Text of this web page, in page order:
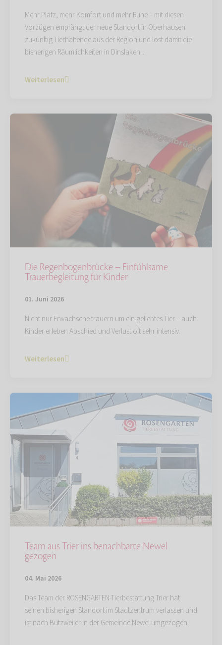
Mehr Platz, mehr Komfort und mehr Ruhe – mit diesen
Vorzügen empfängt der neue Standort in Oberhausen
zukünftig Tierhaltende aus der Region und löst damit die
bisherigen Räumlichkeiten in Dinslaken…
Weiterlesen
Die Regenbogenbrücke – Einfühlsame
Trauerbegleitung für Kinder
01. Juni 2026
Nicht nur Erwachsene trauern um ein geliebtes Tier – auch
Kinder erleben Abschied und Verlust oft sehr intensiv.
Weiterlesen
Team aus Trier ins benachbarte Newel
gezogen
04. Mai 2026
Das Team der ROSENGARTEN-Tierbestattung Trier hat
seinen bisherigen Standort im Stadtzentrum verlassen und
ist nach Butzweiler in der Gemeinde Newel umgezogen.